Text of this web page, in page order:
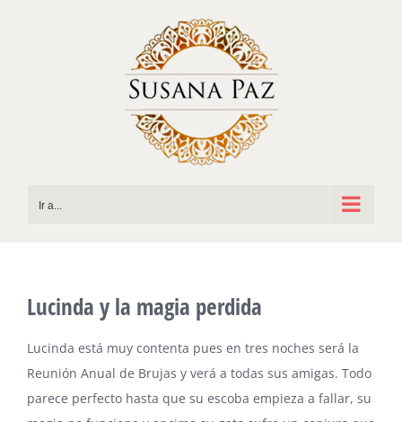
Ir a...
Lucinda y la magia perdida
Lucinda está muy contenta pues en tres noches será la
Reunión Anual de Brujas y verá a todas sus amigas. Todo
parece perfecto hasta que su escoba empieza a fallar, su